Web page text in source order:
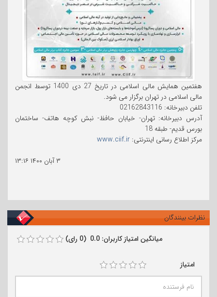
هفتمین همایش مالی اسلامی در تاریخ 27 دی 1400 توسط انجمن
مالی اسلامی در تهران برگزار می شود.
تلفن دبیرخانه: 02162843116
آدرس دبیرخانه: تهران- خیابان حافظ- نبش کوچه هاتف- ساختمان
بورس قدیم- طبقه 18
مرکز اطلاع رسانی اینترنتی: www.ciif.ir
۳ آبان ۱۴۰۰
۱۳:۱۶
نظرات بینندگان
میانگین امتیاز کاربران: 0.0 (0 رای)
امتیاز